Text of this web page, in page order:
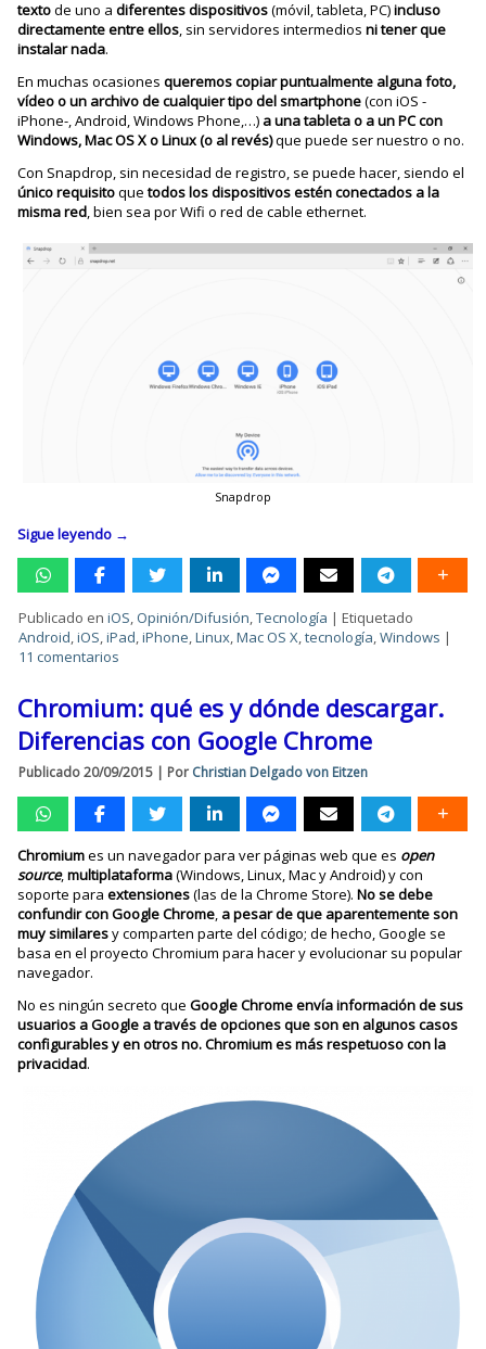
textode uno adiferentesdispositivos(móvil, tableta, PC)incluso
directamenteentreellos , sin servidores intermediosni tener que
instalar nada.
En muchas ocasionesqueremos copiar puntualmente alguna foto,
vídeo o un archivo de cualquier tipodel smartphone(con iOS -
iPhone-, Android, Windows Phone,…) a una tableta o a un PC con
Windows, Mac OS X o Linux (o al revés)que puede ser nuestro o no.
Con Snapdrop, sin necesidad de registro, se puede hacer, siendo el
único requisitoquetodos los dispositivos estén conectados a la
misma red , bien sea por Wifi o red de cable ethernet.
Snapdrop
Sigue leyendo →
Publicado en iOS, Opinión/Difusión,Tecnología |Etiquetado
Android,iOS,iPad,iPhone,Linux,Mac OS X,tecnología,Windows |
11 comentarios
Chromium: qué es y dónde descargar.
Diferencias con Google Chrome
Publicado 20/09/2015 | Por Christian Delgado von Eitzen
Chromiumes un navegador para ver páginas web que es open
source,multiplataforma(Windows, Linux, Mac y Android) y con
soporte paraextensiones(las de la Chrome Store).No se debe
confundir con Google Chrome, a pesar de que aparentemente son
muy similaresy comparten parte del código; de hecho, Google se
basa en el proyecto Chromium para hacer y evolucionar su popular
navegador.
No es ningún secreto queGoogle Chrome envía información de sus
usuarios a Google a través de opciones que son en algunos casos
configurables y en otros no. Chromium es más respetuoso con la
privacidad.